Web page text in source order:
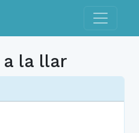
Toggle
la llar